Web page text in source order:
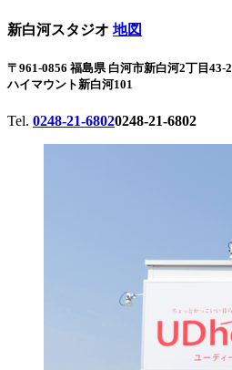
新白河スタジオ 地図
〒961-0856 福島県 白河市新白河2丁目43-2
ハイマウント新白河101
Tel. 0248-21-68020248-21-6802